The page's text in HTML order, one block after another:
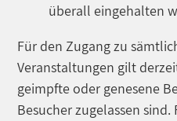
überall eingehalten
Für den Zugang zu
Veranstaltungen gilt
geimpfte oder genesene
Besucher zugelassen